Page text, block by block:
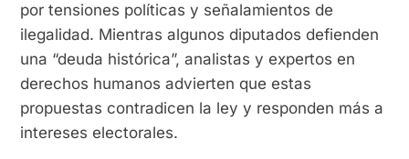
por tensiones políticas y señalamientos de
ilegalidad. Mientras algunos diputados defienden
una “deuda histórica”, analistas y expertos en
derechos humanos advierten que estas
propuestas contradicen la ley y responden más a
intereses electorales.